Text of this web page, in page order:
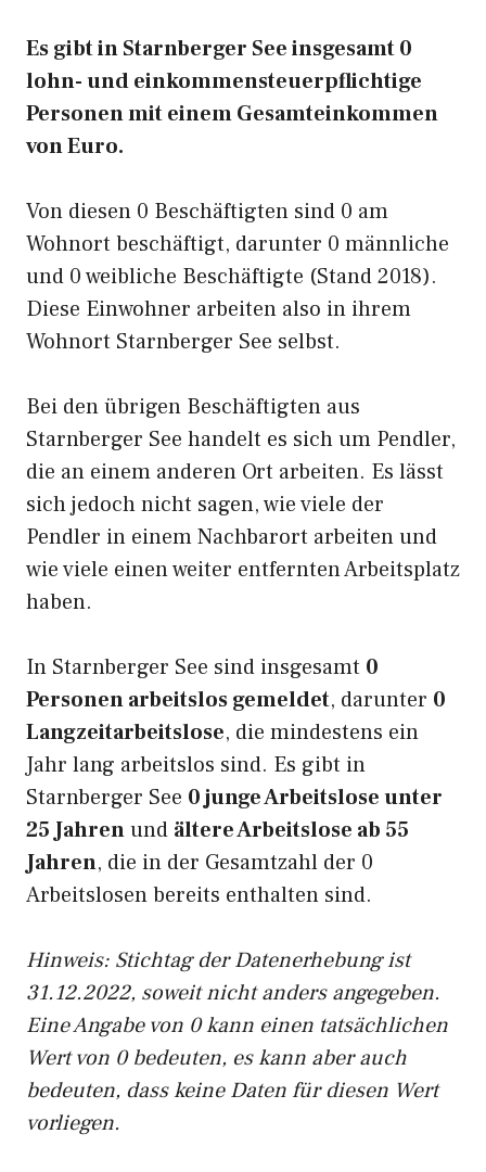
Es gibt in Starnberger See insgesamt 0
lohn- und einkommensteuerpflichtige
Personen mit einem Gesamteinkommen
von Euro.
Von diesen 0 Beschäftigten sind 0 am
Wohnort beschäftigt, darunter 0 männliche
und 0 weibliche Beschäftigte (Stand 2018).
Diese Einwohner arbeiten also in ihrem
Wohnort Starnberger See selbst.
Bei den übrigen Beschäftigten aus
Starnberger See handelt es sich um Pendler,
die an einem anderen Ort arbeiten. Es lässt
sich jedoch nicht sagen, wie viele der
Pendler in einem Nachbarort arbeiten und
wie viele einen weiter entfernten Arbeitsplatz
haben.
In Starnberger See sind insgesamt 0
Personen arbeitslos gemeldet, darunter 0
Langzeitarbeitslose, die mindestens ein
Jahr lang arbeitslos sind. Es gibt in
Starnberger See 0 junge Arbeitslose unter
25 Jahrenund ältere Arbeitslose ab 55
Jahren, die in der Gesamtzahl der 0
Arbeitslosen bereits enthalten sind.
Hinweis: Stichtag der Datenerhebung ist
31.12.2022, soweit nicht anders angegeben.
Eine Angabe von 0 kann einen tatsächlichen
Wert von 0 bedeuten, es kann aber auch
bedeuten, dass keine Daten für diesen Wert
vorliegen.